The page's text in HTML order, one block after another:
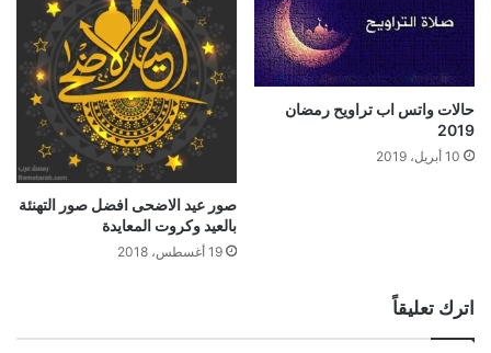
حالات واتس اب تراويح رمضان
2019
10 أبريل، 2019
صور عيد الاضحى افضل صور التهنئة
بالعيد وكروت المعايدة
19 أغسطس، 2018
اترك تعليقاً